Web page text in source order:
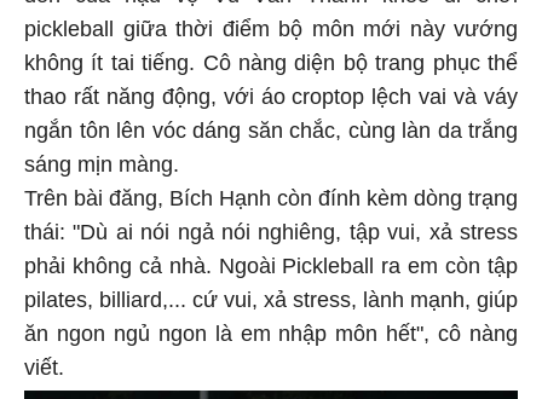
pickleball giữa thời điểm bộ môn mới này vướng
không ít tai tiếng. Cô nàng diện bộ trang phục thể
thao rất năng động, với áo croptop lệch vai và váy
ngắn tôn lên vóc dáng săn chắc, cùng làn da trắng
sáng mịn màng.
Trên bài đăng, Bích Hạnh còn đính kèm dòng trạng
thái: "Dù ai nói ngả nói nghiêng, tập vui, xả stress
phải không cả nhà. Ngoài Pickleball ra em còn tập
pilates, billiard,... cứ vui, xả stress, lành mạnh, giúp
ăn ngon ngủ ngon là em nhập môn hết", cô nàng
viết.